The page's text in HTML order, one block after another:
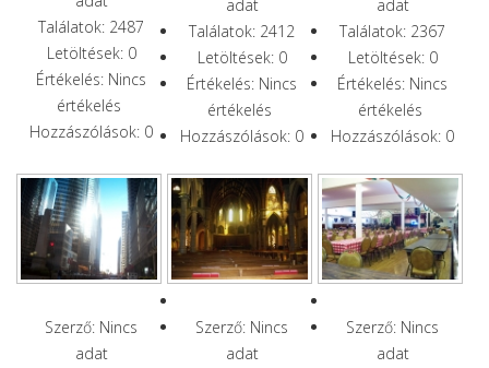
Találatok: 2487
Letöltések: 0
Értékelés: Nincs
értékelés
Hozzászólások: 0
adat
Találatok: 2412
Letöltések: 0
Értékelés: Nincs
értékelés
Hozzászólások: 0
adat
Találatok: 2367
Letöltések: 0
Értékelés: Nincs
értékelés
Hozzászólások: 0
Szerző: Nincs
adat
Szerző: Nincs
adat
Szerző: Nincs
adat